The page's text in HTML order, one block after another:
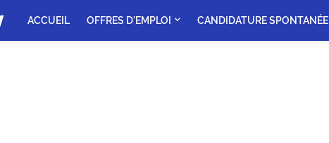
ACCUEIL OFFRES D'EMPLOI CANDIDATURE SPONTANÉE